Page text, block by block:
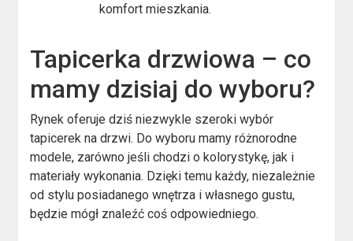
komfort mieszkania.
Tapicerka drzwiowa – co
mamy dzisiaj do wyboru?
Rynek oferuje dziś niezwykle szeroki wybór
tapicerek na drzwi. Do wyboru mamy różnorodne
modele, zarówno jeśli chodzi o kolorystykę, jak i
materiały wykonania. Dzięki temu każdy, niezależnie
od stylu posiadanego wnętrza i własnego gustu,
będzie mógł znaleźć coś odpowiedniego.